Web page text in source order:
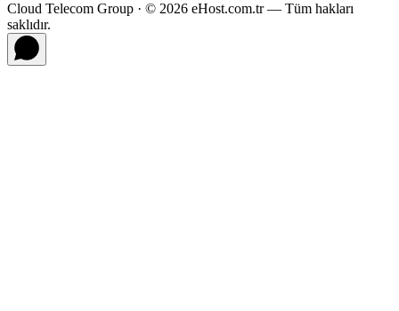
Cloud Telecom Group · © 2026 eHost.com.tr — Tüm hakları
saklıdır.